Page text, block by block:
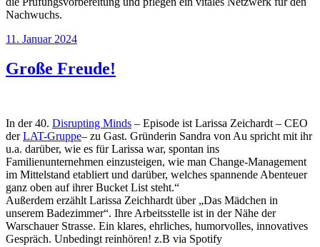
Nachwuchs.
Veröffentlicht
11. Januar 2024
Große Freude!
In der 40. Disrupting Minds – Episode ist Larissa Zeichardt – CEO
derLAT-Gruppe– zu Gast. Gründerin Sandra von Au spricht mit ihr
u.a. darüber, wie es für Larissa war, spontan ins
Familienunternehmen einzusteigen, wie man Change-Management
im Mittelstand etabliert und darüber, welches spannende Abenteuer
ganz oben auf ihrer Bucket List steht.“
Außerdem erzählt Larissa Zeichhardt über „Das Mädchen in
unserem Badezimmer“. Ihre Arbeitsstelle ist in der Nähe der
Warschauer Strasse. Ein klares, ehrliches, humorvolles, innovatives
Gespräch. Unbedingt reinhören! z.B via Spotify